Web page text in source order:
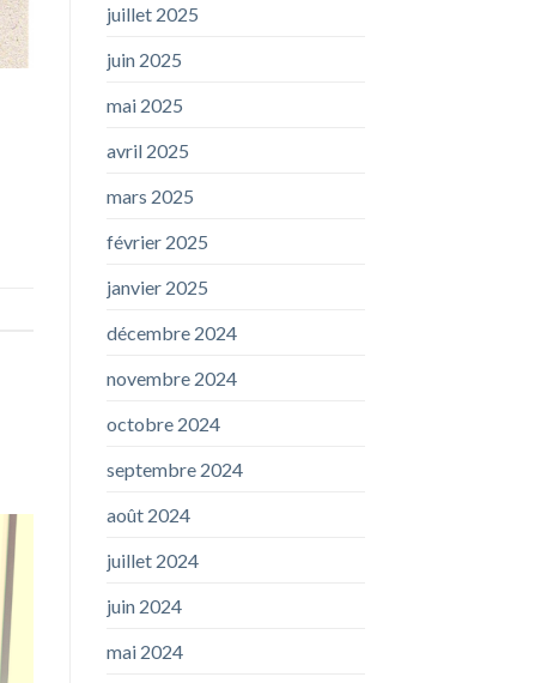
juillet 2025
juin 2025
mai 2025
avril 2025
mars 2025
février 2025
janvier 2025
décembre 2024
novembre 2024
octobre 2024
septembre 2024
août 2024
juillet 2024
juin 2024
mai 2024